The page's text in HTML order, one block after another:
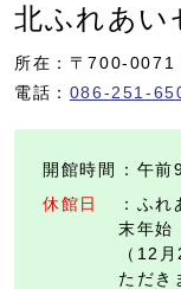
北ふれあい
所在：〒700-0071
電話： 086-251-
開館時間
：午
休館日
：ふ
末年始
（12
ただき